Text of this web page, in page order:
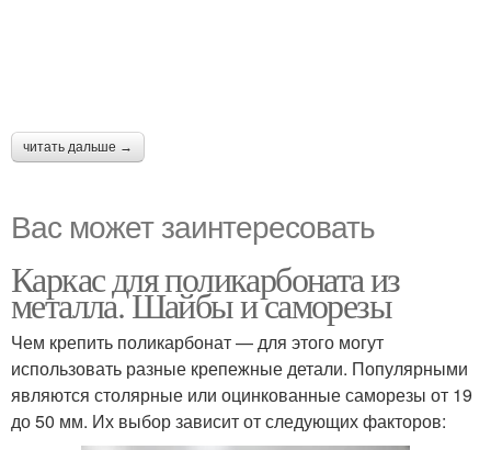
читать дальше →
Вас может заинтересовать
Каркас для поликарбоната из
металла. Шайбы и саморезы
Чем крепить поликарбонат — для этого могут
использовать разные крепежные детали. Популярными
являются столярные или оцинкованные саморезы от 19
до 50 мм. Их выбор зависит от следующих факторов: